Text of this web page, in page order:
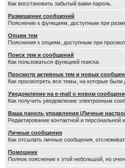
Как восстановить забытый вами пароль.
Размещение сообщений
Пояснение к функциям, доступным при
Опции тем
Пояснения к опциям, доступным при
Поиск тем и сообщений
Как пользоваться функцией поиска.
Просмотр активных тем и новых
Как просмотреть все темы, на которые
Уведомление на е-mail о новом
Как получить уведомление электронным
Ваша панель управления (Личные
Редактирование контактной и
Личные сообщения
Как отсылать личные сообщения,
Помошник
Полное пояснение к этой небольшой, но